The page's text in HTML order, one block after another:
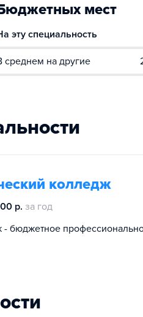
мест
эту специальность
среднем на другие
колледж
р. за год
бюджетное